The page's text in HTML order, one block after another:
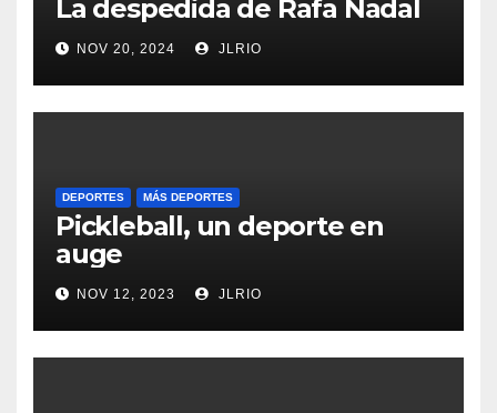
La despedida de Rafa Nadal
NOV 20, 2024 JLRIO
DEPORTES MÁS DEPORTES
Pickleball, un deporte en
auge
NOV 12, 2023 JLRIO